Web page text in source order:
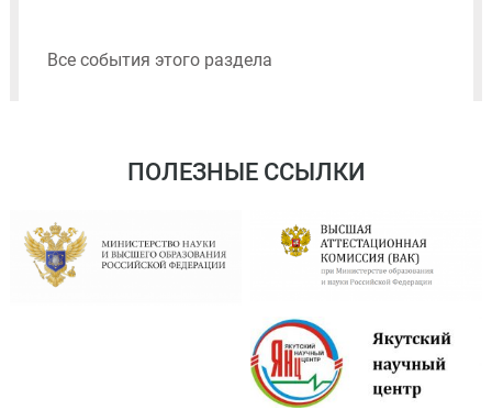
Все события этого раздела
ПОЛЕЗНЫЕ ССЫЛКИ